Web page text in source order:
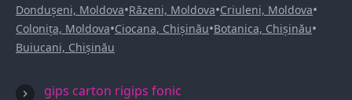
Dondușeni, Moldova•Răzeni, Moldova•Criuleni, Moldova•
Colonița, Moldova•Ciocana, Chișinău•Botanica, Chișinău•
Buiucani, Chișinău
gips carton rigips fonic